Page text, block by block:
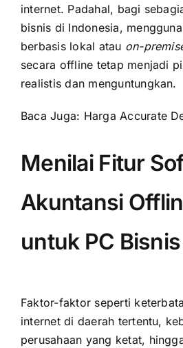
internet. Padahal, bagi
bisnis di Indonesia,
berbasis lokal atau on-
secara offline tetap menjadi
realistis dan menguntungkan.
Baca Juga: Harga Accurate
Menilai Fitur
Akuntansi
untuk PC
Faktor-faktor seperti
internet di daerah tertentu,
perusahaan yang ketat,